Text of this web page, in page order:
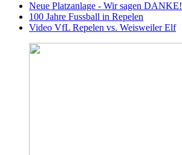
Neue Platzanlage - Wir sagen DANKE!
100 Jahre Fussball in Repelen
Video VfL Repelen vs. Weisweiler Elf